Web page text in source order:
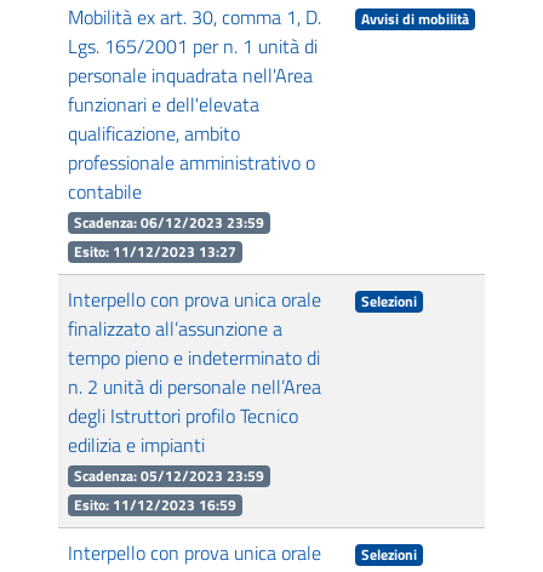
Mobilità ex art. 30, comma 1, D.
Lgs. 165/2001 per n. 1 unità di
personale inquadrata nell'Area
funzionari e dell'elevata
qualificazione, ambito
professionale amministrativo o
contabile
Scadenza: 06/12/2023 23:59
Esito: 11/12/2023 13:27
Avvisi di mobilità
Interpello con prova unica orale
finalizzato all’assunzione a
tempo pieno e indeterminato di
n. 2 unità di personale nell’Area
degli Istruttori profilo Tecnico
edilizia e impianti
Scadenza: 05/12/2023 23:59
Esito: 11/12/2023 16:59
Selezioni
Interpello con prova unica orale
Selezioni